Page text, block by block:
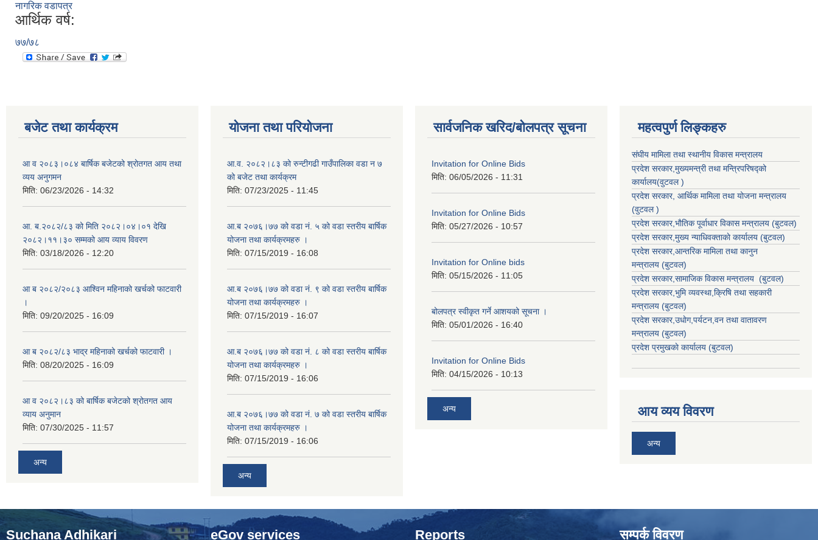
नागरिक वडापत्र
आर्थिक वर्ष:
७७/७८
बजेट तथा कार्यक्रम
आ व २०८३।०८४ बार्षिक बजेटको श्रोतगत आय तथा
व्यय अनुगमन
मिति: 06/23/2026 - 14:32
आ. ब.२०८२/८३ को मिति २०८२।०४।०१ देखि
२०८२।११।३० सम्मको आय व्याय विवरण
मिति: 03/18/2026 - 12:20
आ ब २०८२/२०८३ आश्विन महिनाको खर्चको फाटवारी
।
मिति: 09/20/2025 - 16:09
आ ब २०८२/८३ भाद्र महिनाको खर्चको फाटवारी ।
मिति: 08/20/2025 - 16:09
आ व २०८२।८३ को बार्षिक बजेटको श्रोतगत आय
व्याय अनुमान
मिति: 07/30/2025 - 11:57
अन्य
योजना तथा परियोजना
आ.व. २०८२।८३ को रुन्टीगढी गाउँपालिका वडा न ७
को बजेट तथा कार्यक्रम
मिति: 07/23/2025 - 11:45
आ.ब २०७६।७७ को वडा नं. ५ को वडा स्तरीय बार्षिक
योजना तथा कार्यक्रमहरु ।
मिति: 07/15/2019 - 16:08
आ.ब २०७६।७७ को वडा नं. ९ को वडा स्तरीय बार्षिक
योजना तथा कार्यक्रमहरु ।
मिति: 07/15/2019 - 16:07
आ.ब २०७६।७७ को वडा नं. ८ को वडा स्तरीय बार्षिक
योजना तथा कार्यक्रमहरु ।
मिति: 07/15/2019 - 16:06
आ.ब २०७६।७७ को वडा नं. ७ को वडा स्तरीय बार्षिक
योजना तथा कार्यक्रमहरु ।
मिति: 07/15/2019 - 16:06
अन्य
सार्वजनिक खरिद/बोलपत्र सूचना
Invitation for Online Bids
मिति: 06/05/2026 - 11:31
Invitation for Online Bids
मिति: 05/27/2026 - 10:57
Invitation for Online bids
मिति: 05/15/2026 - 11:05
बोलपत्र स्वीकृत गर्ने आशयको सूचना ।
मिति: 05/01/2026 - 16:40
Invitation for Online Bids
मिति: 04/15/2026 - 10:13
अन्य
महत्वपुर्ण लिङ्कहरु
संघीय मामिला तथा स्थानीय विकास मन्त्रालय
प्रदेश सरकार,मुख्यमन्त्री तथा मन्त्रिपरिषद्को
कार्यालय(वुटवल )
प्रदेश सरकार, आर्थिक मामिला तथा योजना मन्त्रालय
(वुटवल )
प्रदेश सरकार,भाैतिक पूर्वाधार विकास मन्त्रालय (बुटवल)
प्रदेश सरकार,मुख्य न्याधिवक्ताकाे कार्यालय (बुटवल)
प्रदेश सरकार,आन्तरिक मामिला तथा कानुन
मन्त्रालय (बुटवल)
प्रदेश सरकार,सामाजिक विकास मन्त्रालय (बुटवल)
प्रदेश सरकार,भुमि व्यवस्था,क्रिषि तथा सहकारी
मन्त्रालय (बुटवल)
प्रदेश सरकार,उधाेग,पर्यटन,वन तथा वातावरण
मन्त्रालय (बुटवल)
प्रदेश प्रमुखकाे कार्यालय (बुटवल)
आय व्यय विवरण
अन्य
Suchana Adhikari eGov services Reports सम्पर्क विवरण